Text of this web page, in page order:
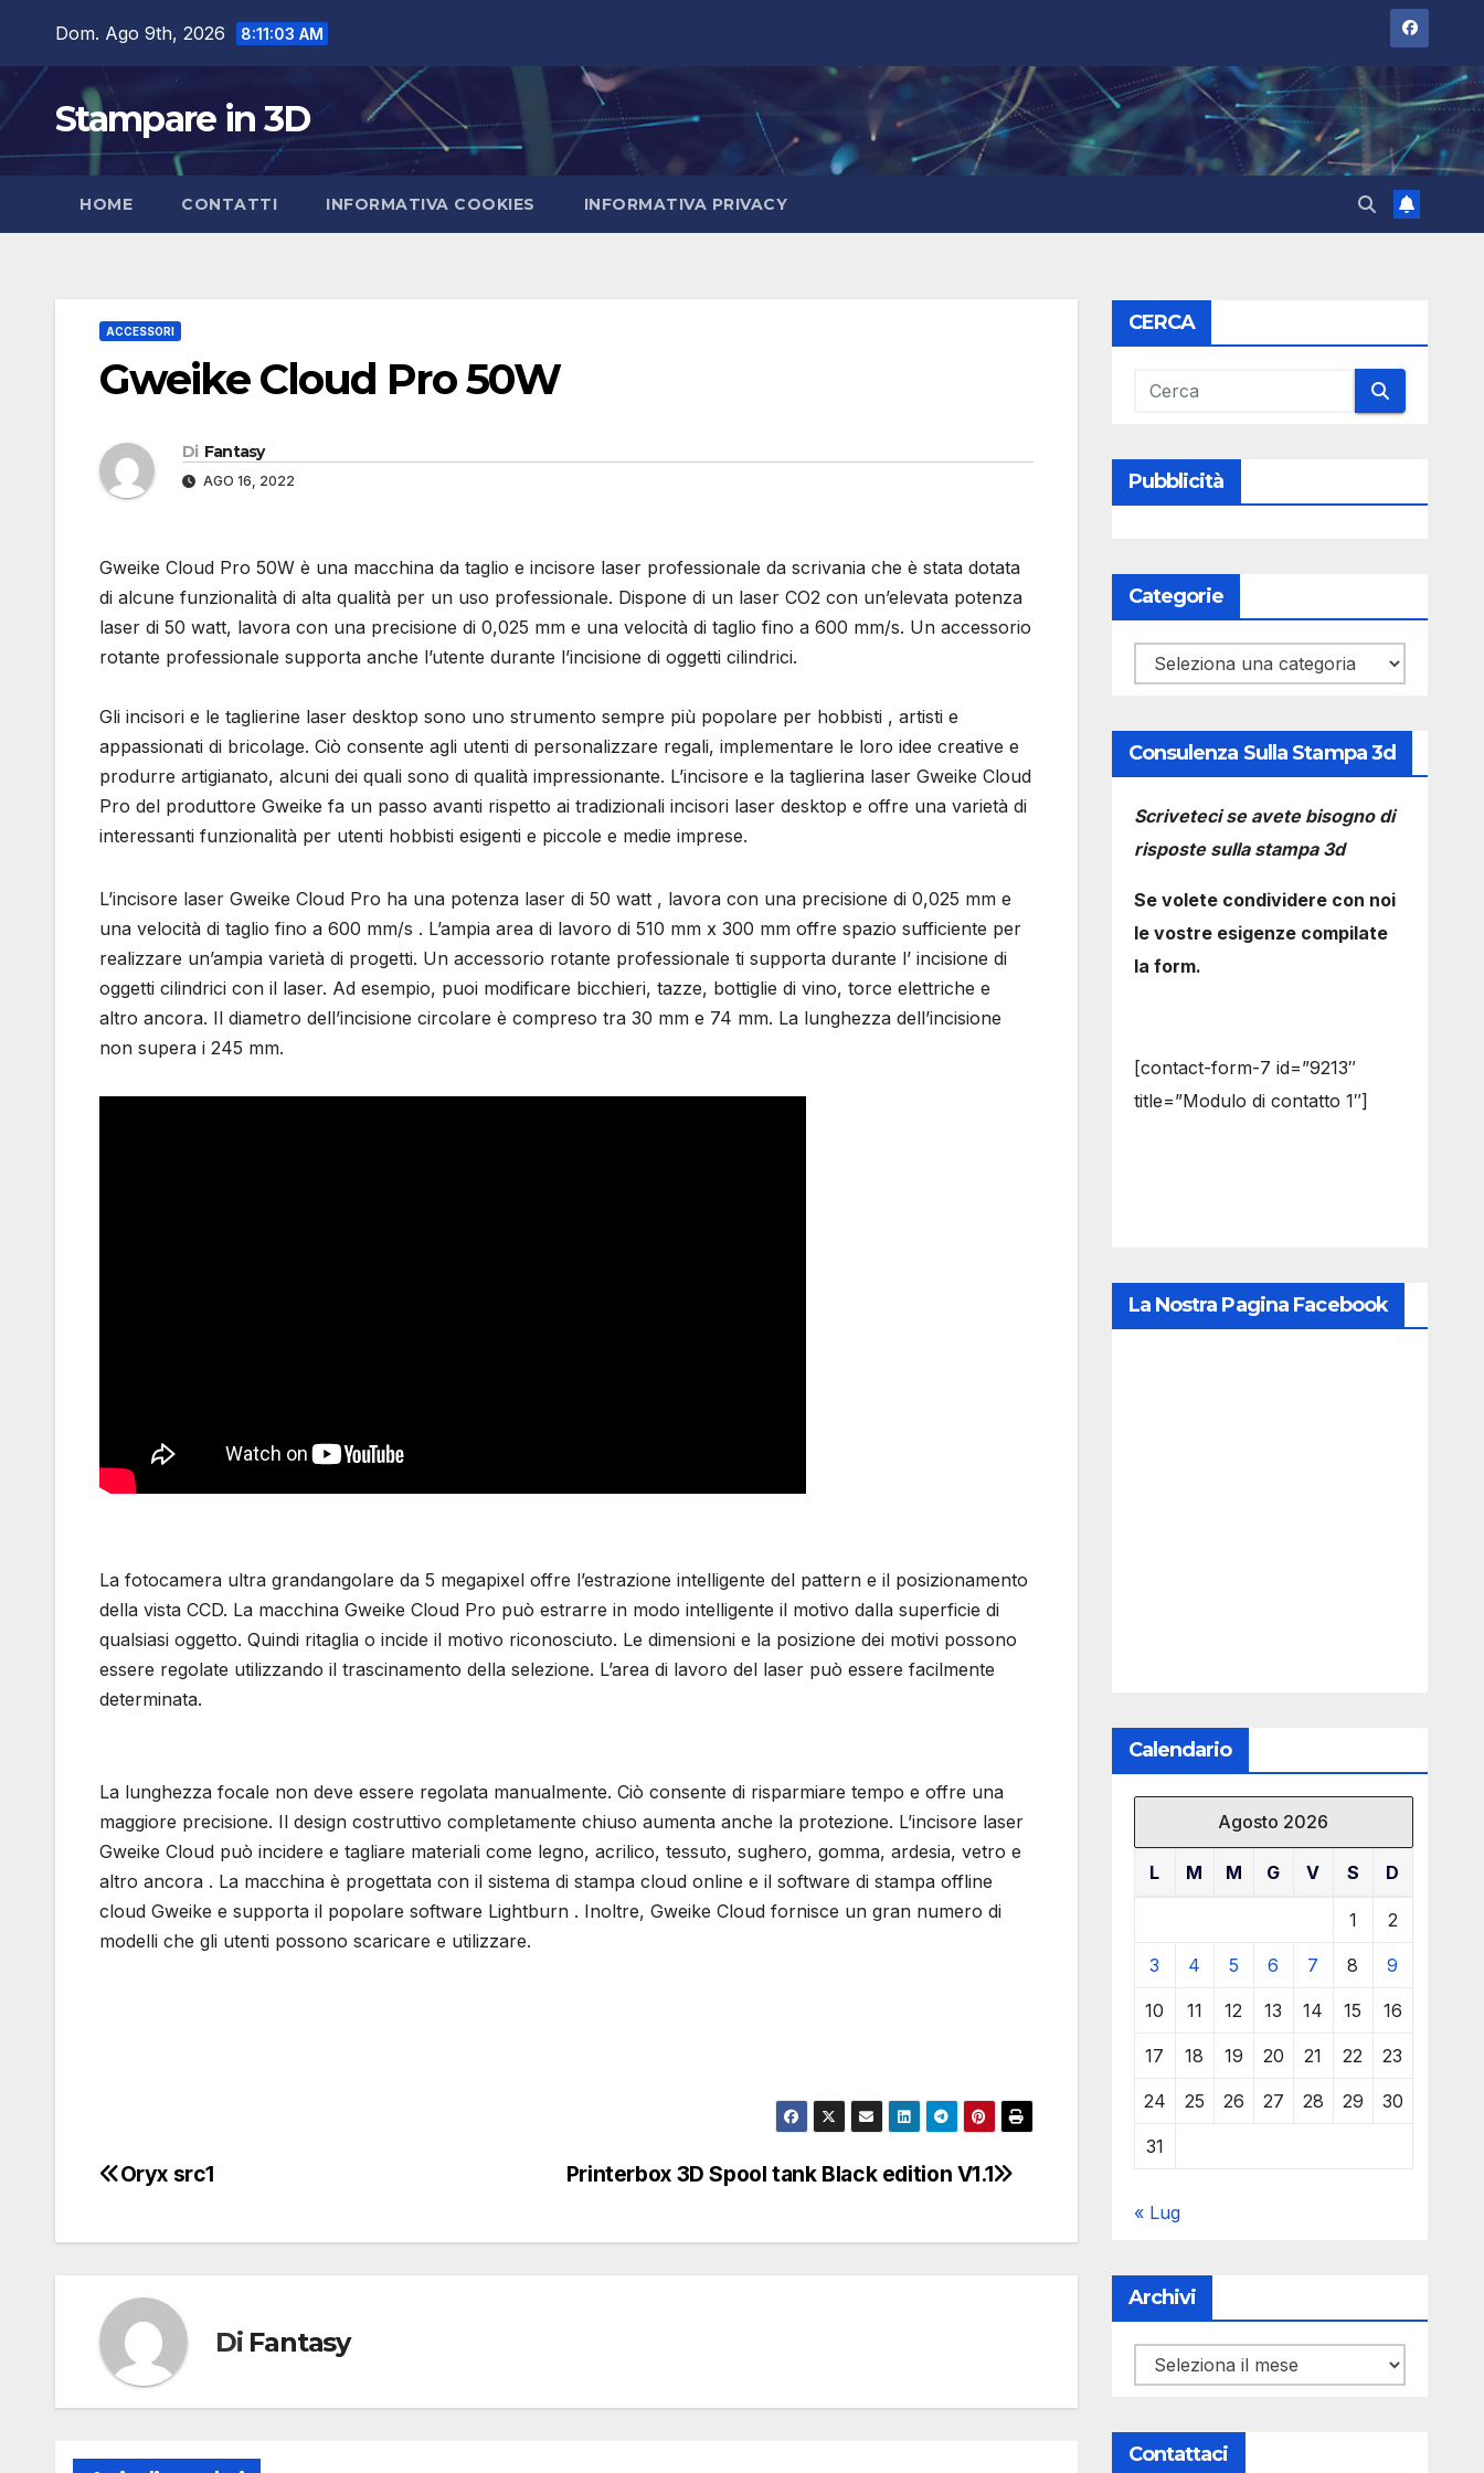
contenuto
Dom. Ago 9th, 2026 8:11:04 AM
Stampare in 3D
HOME CONTATTI INFORMATIVA COOKIES INFORMATIVA PRIVACY
ACCESSORI
Gweike Cloud Pro 50W
Di Fantasy
AGO 16, 2022
Gweike Cloud Pro 50W è una macchina da taglio e incisore laser professionale da scrivania che è stata dotata
di alcune funzionalità di alta qualità per un uso professionale. Dispone di un laser CO2 con un’elevata potenza
laser di 50 watt, lavora con una precisione di 0,025 mm e una velocità di taglio fino a 600 mm/s. Un accessorio
rotante professionale supporta anche l’utente durante l’incisione di oggetti cilindrici.
Gli incisori e le taglierine laser desktop sono uno strumento sempre più popolare per hobbisti , artisti e
appassionati di bricolage. Ciò consente agli utenti di personalizzare regali, implementare le loro idee creative e
produrre artigianato, alcuni dei quali sono di qualità impressionante. L’incisore e la taglierina laser Gweike Cloud
Pro del produttore Gweike fa un passo avanti rispetto ai tradizionali incisori laser desktop e offre una varietà di
interessanti funzionalità per utenti hobbisti esigenti e piccole e medie imprese.
L’incisore laser Gweike Cloud Pro ha una potenza laser di 50 watt , lavora con una precisione di 0,025 mm e
una velocità di taglio fino a 600 mm/s . L’ampia area di lavoro di 510 mm x 300 mm offre spazio sufficiente per
realizzare un’ampia varietà di progetti. Un accessorio rotante professionale ti supporta durante l’ incisione di
oggetti cilindrici con il laser. Ad esempio, puoi modificare bicchieri, tazze, bottiglie di vino, torce elettriche e
altro ancora. Il diametro dell’incisione circolare è compreso tra 30 mm e 74 mm. La lunghezza dell’incisione
non supera i 245 mm.
La fotocamera ultra grandangolare da 5 megapixel offre l’estrazione intelligente del pattern e il posizionamento
della vista CCD. La macchina Gweike Cloud Pro può estrarre in modo intelligente il motivo dalla superficie di
qualsiasi oggetto. Quindi ritaglia o incide il motivo riconosciuto. Le dimensioni e la posizione dei motivi possono
essere regolate utilizzando il trascinamento della selezione. L’area di lavoro del laser può essere facilmente
determinata.
La lunghezza focale non deve essere regolata manualmente. Ciò consente di risparmiare tempo e offre una
maggiore precisione. Il design costruttivo completamente chiuso aumenta anche la protezione. L’incisore laser
Gweike Cloud può incidere e tagliare materiali come legno, acrilico, tessuto, sughero, gomma, ardesia, vetro e
altro ancora . La macchina è progettata con il sistema di stampa cloud online e il software di stampa offline
cloud Gweike e supporta il popolare software Lightburn . Inoltre, Gweike Cloud fornisce un gran numero di
modelli che gli utenti possono scaricare e utilizzare.
Navigazione
Printerbox 3D Spool tank Black edition V1.1
Oryx src1
Di Fantasy
CERCA
Pubblicità
Categorie
Categorie
Consulenza Sulla Stampa 3d
Scriveteci se avete bisogno di
risposte sulla stampa 3d
Se volete condividere con noi
le vostre esigenze compilate
la form.
[contact-form-7 id=”9213″
title=”Modulo di contatto 1″]
La Nostra Pagina Facebook
Calendario
Agosto 2026
L M M G V S D
1 2
3 4 5 6 7 8 9
10 11 12 13 14 15 16
17 18 19 20 21 22 23
24 25 26 27 28 29 30
31
« Lug
Archivi
Archivi
Contattaci